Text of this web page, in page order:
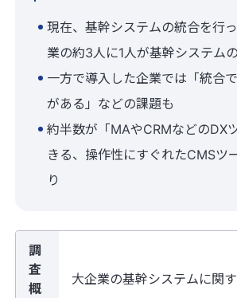
現在、基幹システムの統合を行
業の約3人に1人が基幹システム
一方で導入した企業では「統合
がある」などの課題も
約半数が「MAやCRMなどのDX
きる、操作性にすぐれたCMSツ
り
調
査
概
大企業の基幹システムに関